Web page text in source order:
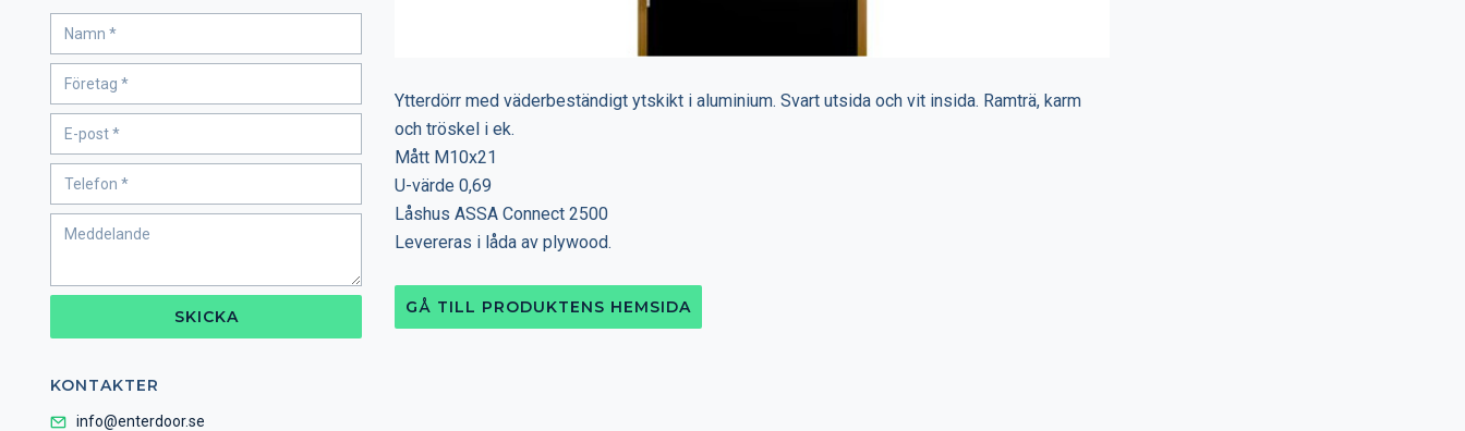
SKICKA
KONTAKTER
info@enterdoor.se
Ytterdörr med väderbeständigt ytskikt i aluminium. Svart utsida och vit insida. Ramträ, karm
och tröskel i ek.
Mått M10x21
U-värde 0,69
Låshus ASSA Connect 2500
Levereras i låda av plywood.
GÅ TILL PRODUKTENS HEMSIDA